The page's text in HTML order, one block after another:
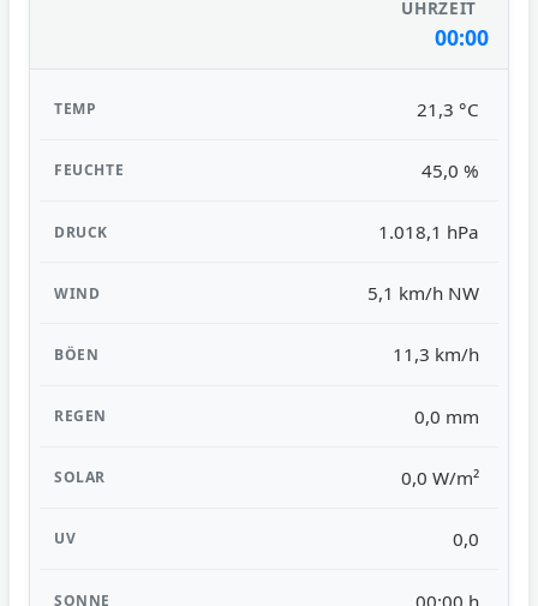
00:00
21,3 °C
45,0 %
1.018,1 hPa
5,1 km/h NW
11,3 km/h
0,0 mm
0,0 W/m²
0,0
00:00 h